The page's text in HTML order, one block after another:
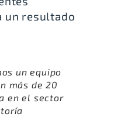
un resultado
un equipo
más de 20
en el sector